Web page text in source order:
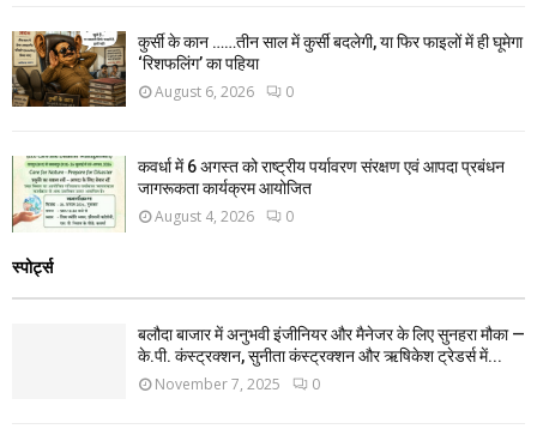
कुर्सी के कान ……तीन साल में कुर्सी बदलेगी, या फिर फाइलों में ही घूमेगा
‘रिशफलिंग’ का पहिया
August 6, 2026 0
कवर्धा में 6 अगस्त को राष्ट्रीय पर्यावरण संरक्षण एवं आपदा प्रबंधन
जागरूकता कार्यक्रम आयोजित
August 4, 2026 0
स्पोर्ट्स
बलौदा बाजार में अनुभवी इंजीनियर और मैनेजर के लिए सुनहरा मौका —
के.पी. कंस्ट्रक्शन, सुनीता कंस्ट्रक्शन और ऋषिकेश ट्रेडर्स में...
November 7, 2025 0